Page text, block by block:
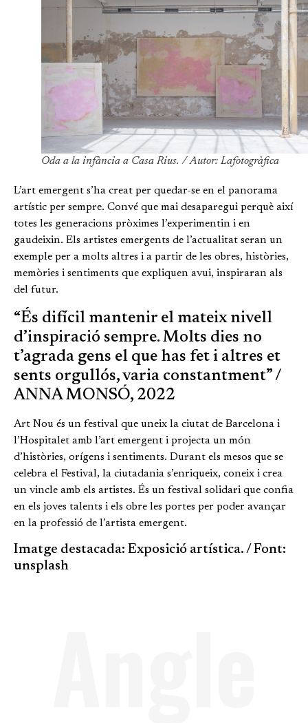
Oda a la infància a Casa Rius. / Autor: Lafotogràfica
L’art emergent s’ha creat per quedar-se en el panorama
artístic per sempre. Convé que mai desaparegui perquè així
totes les generacions pròximes l’experimentin i en
gaudeixin. Els artistes emergents de l’actualitat seran un
exemple per a molts altres i a partir de les obres, històries,
memòries i sentiments que expliquen avui, inspiraran als
del futur.
“És difícil mantenir el mateix nivell
d’inspiració sempre. Molts dies no
t’agrada gens el que has fet i altres et
sents orgullós, varia constantment” /
ANNA MONSÓ, 2022
Art Nou és un festival que uneix la ciutat de Barcelona i
l’Hospitalet amb l’art emergent i projecta un món
d’històries, orígens i sentiments. Durant els mesos que se
celebra el Festival, la ciutadania s’enriqueix, coneix i crea
un vincle amb els artistes. És un festival solidari que confia
en els joves talents i els obre les portes per poder avançar
en la professió de l’artista emergent.
Imatge destacada: Exposició artística. / Font:
unsplash